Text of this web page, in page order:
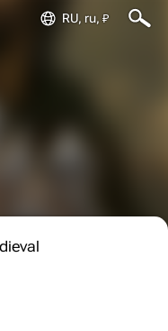
RU, ru, ₽